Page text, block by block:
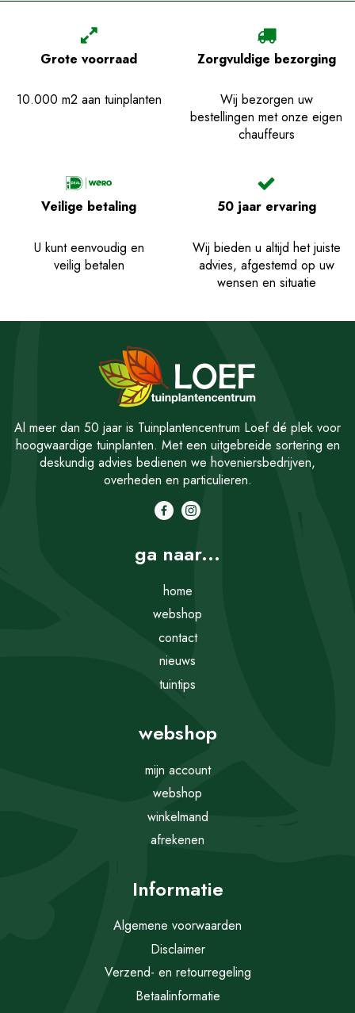
Grote voorraad
10.000 m2 aan tuinplanten
Zorgvuldige bezorging
Wij bezorgen uw
bestellingen met onze eigen
chauffeurs
Veilige betaling
U kunt eenvoudig en
veilig betalen
50 jaar ervaring
Wij bieden u altijd het juiste
advies, afgestemd op uw
wensen en situatie
Al meer dan 50 jaar is Tuinplantencentrum Loef dé plek voor
hoogwaardige tuinplanten. Met een uitgebreide sortering en
deskundig advies bedienen we hoveniersbedrijven,
overheden en particulieren.
ga naar...
home
webshop
contact
nieuws
tuintips
webshop
mijn account
webshop
winkelmand
afrekenen
Informatie
Algemene voorwaarden
Disclaimer
Verzend- en retourregeling
Betaalinformatie